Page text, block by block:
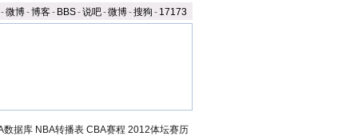
-微博-博客- BBS-说吧-微博-搜狗 - 17173
数据库 NBA转播表 CBA赛程 2012体坛赛历